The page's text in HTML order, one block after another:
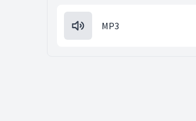
MP3